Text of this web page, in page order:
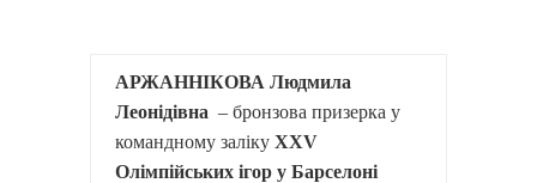
АРЖАННІКОВА Людмила
Леонідівна – бронзова призерка у
командному заліку ХХV
Олімпійських ігор у Барселоні